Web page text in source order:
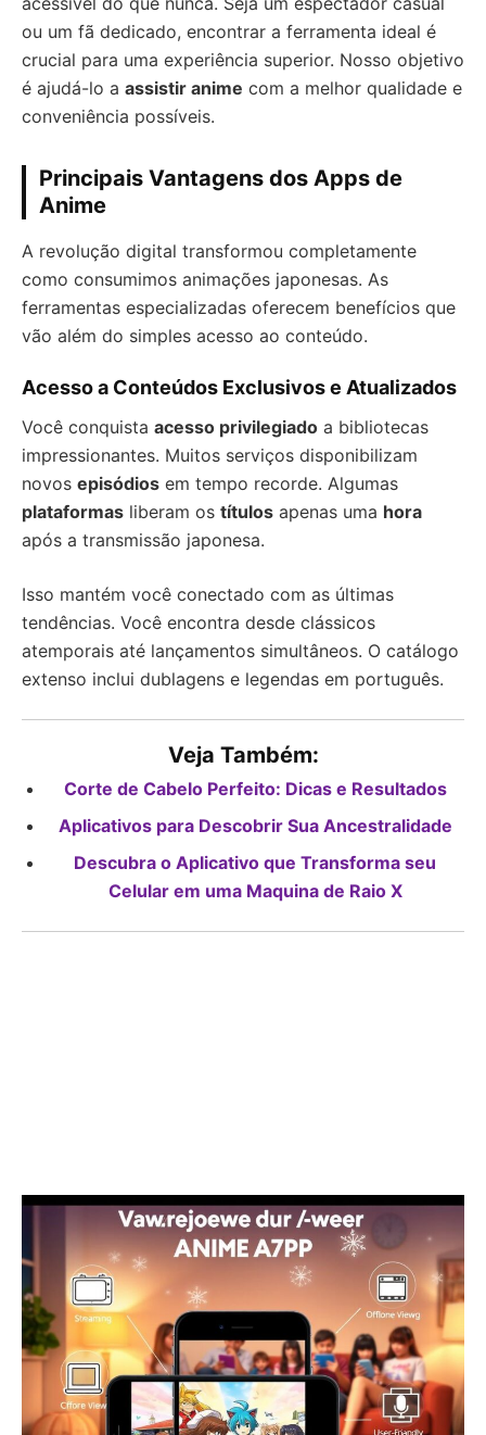
ou um fã dedicado, encontrar a ferramenta ideal é
crucial para uma experiência superior. Nosso objetivo
é ajudá-lo a assistir anime com a melhor qualidade e
conveniência possíveis.
Principais Vantagens dos Apps de
Anime
A revolução digital transformou completamente
como consumimos animações japonesas. As
ferramentas especializadas oferecem benefícios que
vão além do simples acesso ao conteúdo.
Acesso a Conteúdos Exclusivos e Atualizados
Você conquista acesso privilegiado a bibliotecas
impressionantes. Muitos serviços disponibilizam
novos episódios em tempo recorde. Algumas
plataformas liberam os títulos apenas uma hora
após a transmissão japonesa.
Isso mantém você conectado com as últimas
tendências. Você encontra desde clássicos
atemporais até lançamentos simultâneos. O catálogo
extenso inclui dublagens e legendas em português.
Veja Também:
Corte de Cabelo Perfeito: Dicas e Resultados
Aplicativos para Descobrir Sua Ancestralidade
Descubra o Aplicativo que Transforma seu
Celular em uma Maquina de Raio X